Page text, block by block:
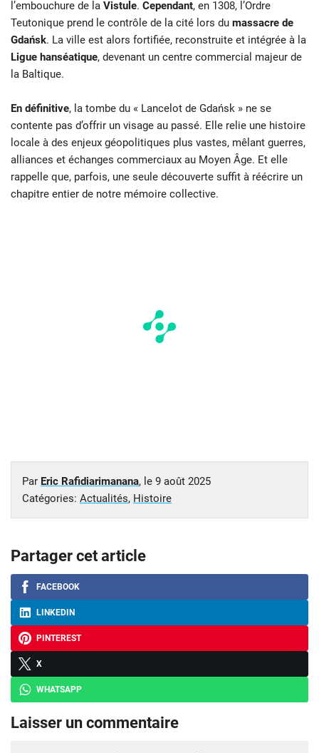
l’embouchure de la Vistule. Cependant, en 1308, l’Ordre
Teutonique prend le contrôle de la cité lors du massacre de
Gdańsk. La ville est alors fortifiée, reconstruite et intégrée à la
Ligue hanséatique, devenant un centre commercial majeur de
la Baltique.
En définitive, la tombe du « Lancelot de Gdańsk » ne se
contente pas d’offrir un visage au passé. Elle relie une histoire
locale à des enjeux géopolitiques plus vastes, mêlant guerres,
alliances et échanges commerciaux au Moyen Âge. Et elle
rappelle que, parfois, une seule découverte suffit à réécrire un
chapitre entier de notre mémoire collective.
Par Eric Rafidiarimanana, le 9 août 2025
Catégories: Actualités, Histoire
Partager cet article
FACEBOOK
LINKEDIN
PINTEREST
X
WHATSAPP
Laisser un commentaire